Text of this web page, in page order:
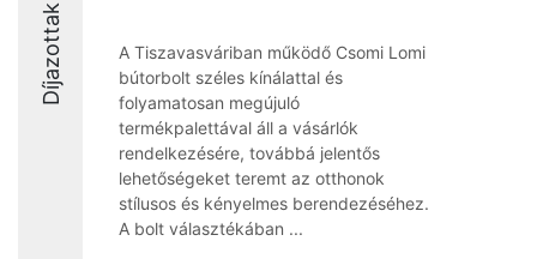
Díjazottak
A Tiszavasváriban működő Csomi Lomi
bútorbolt széles kínálattal és
folyamatosan megújuló
termékpalettával áll a vásárlók
rendelkezésére, továbbá jelentős
lehetőségeket teremt az otthonok
stílusos és kényelmes berendezéséhez.
A bolt választékában ...